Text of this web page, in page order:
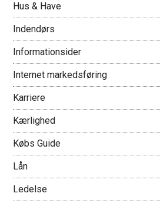
Hus & Have
Indendørs
Informationsider
Internet markedsføring
Karriere
Kærlighed
Købs Guide
Lån
Ledelse